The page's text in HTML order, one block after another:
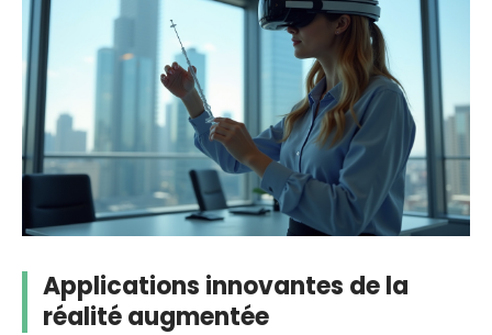
Applications innovantes de la
réalité augmentée